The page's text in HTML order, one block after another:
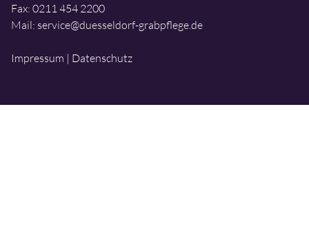
Fax: 0211 454 2200
Mail: service@duesseldorf-grabpflege.de
Impressum | Datenschutz